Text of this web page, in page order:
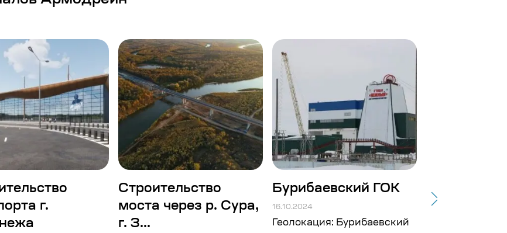
г.
Строительство
моста через р. Сура,
г. З...
Бурибаевский ГОК
16.10.2024
Геолокация: Бурибаевский
Строит-во